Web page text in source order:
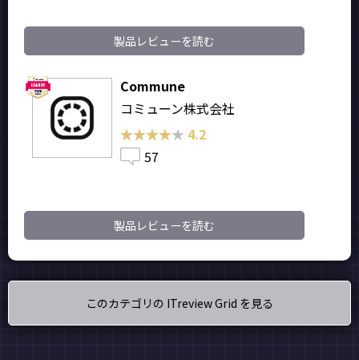
製品レビューを読む
Commune
コミューン株式会社
★★★★★
★★★★★ 4.2
57
製品レビューを読む
このカテゴリの ITreview Grid を見る